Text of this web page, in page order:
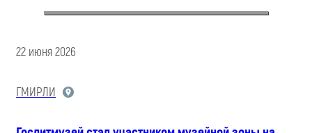
22 июня 2026
ГМИРЛИ